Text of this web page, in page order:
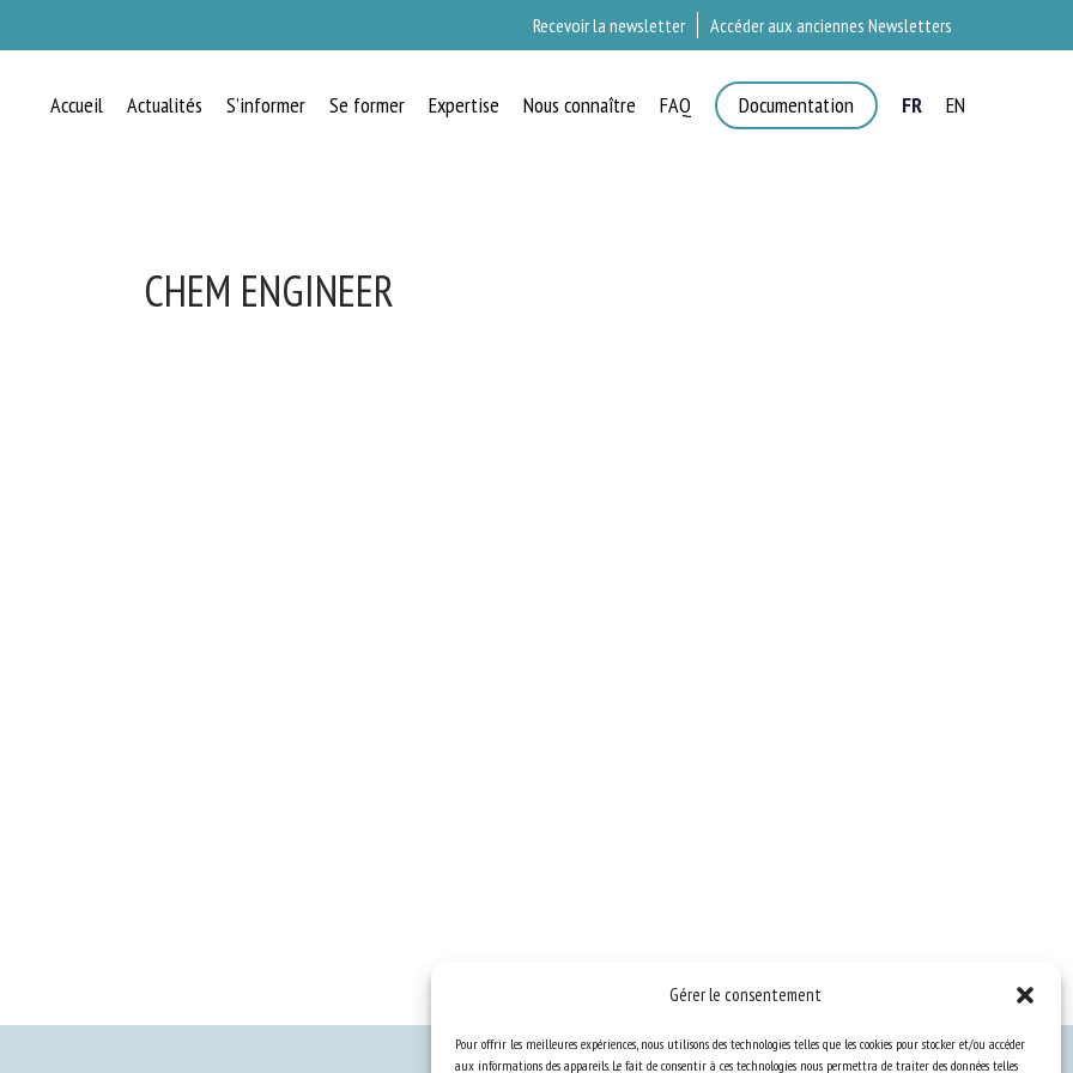
Gérer le consentement
Pour offrir les meilleures expériences, nous utilisons des technologies telles que les cookies pour stocker et/ou accéder
aux informations des appareils. Le fait de consentir à ces technologies nous permettra de traiter des données telles
Recevoir la newsletter Accéder aux anciennes Newsletters
Accueil Actualités S’informer Se former Expertise Nous connaître FAQ Documentation FR EN
CHEM ENGINEER